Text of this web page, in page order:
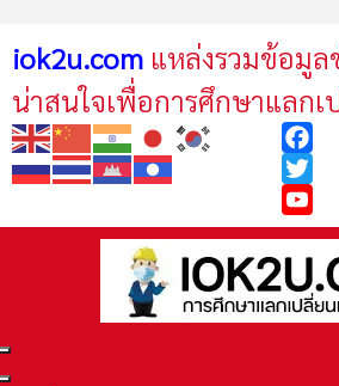
iok2u.com แหล่งรวมข้อมูล
น่าสนใจเพื่อการศึกษาแลกเ
Twitter